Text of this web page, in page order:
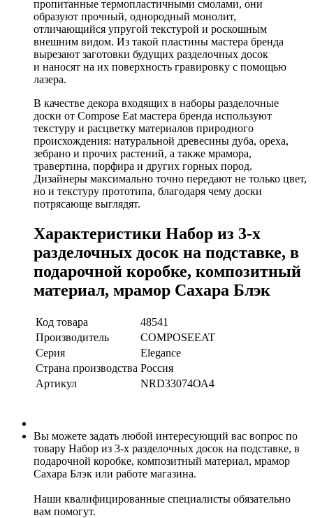
пропитанные термопластичными смолами, они
образуют прочный, однородный монолит,
отличающийся упругой текстурой и роскошным
внешним видом. Из такой пластины мастера бренда
вырезают заготовки будущих разделочных досок
и наносят на их поверхность гравировку с помощью
лазера.
В качестве декора входящих в наборы разделочные
доски от Compose Eat мастера бренда используют
текстуру и расцветку материалов природного
происхождения: натуральной древесины дуба, ореха,
зебрано и прочих растений, а также мрамора,
травертина, порфира и других горных пород.
Дизайнеры максимально точно передают не только цвет,
но и текстуру прототипа, благодаря чему доски
потрясающе выглядят.
Характеристики Набор из 3-х
разделочных досок на подставке, в
подарочной коробке, композитный
материал, мрамор Сахара Блэк
Код товара
48541
Производитель
COMPOSEEAT
Серия
Elegance
Страна производства Россия
Артикул
NRD33074ОА4
Вы можете задать любой интересующий вас вопрос по
товару Набор из 3-х разделочных досок на подставке, в
подарочной коробке, композитный материал, мрамор
Сахара Блэк или работе магазина.
Наши квалифицированные специалисты обязательно
вам помогут.